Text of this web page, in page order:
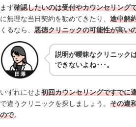
まず確認したいのは受付やカウンセリング
に無理な当日契約を勧めてきたり、 途中解
くるなら、 悪徳クリニックの可能性が高い
説明が曖昧なクリニック
できないよね･･･。
いずれにせよ初回カウンセリングですでに
で違うクリニックを探しましょう。 その違
ので。